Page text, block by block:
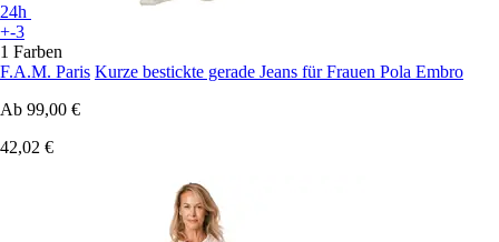
24h
+-3
1 Farben
F.A.M. Paris Kurze bestickte gerade Jeans für Frauen Pola Embro
Ab 99,00 €
42,02 €